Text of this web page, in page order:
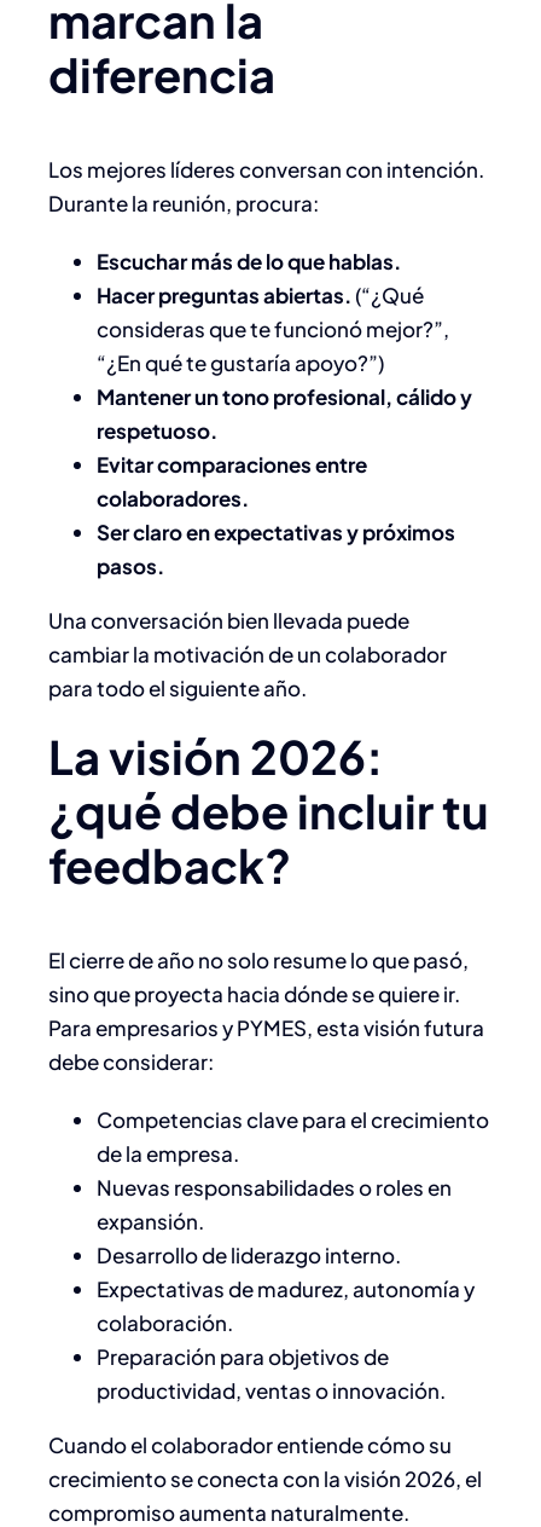
marcan la
diferencia
Los mejores líderes conversan con intención.
Durante la reunión, procura:
Escuchar más de lo que hablas.
Hacer preguntas abiertas. (“¿Qué
consideras que te funcionó mejor?”,
“¿En qué te gustaría apoyo?”)
Mantener un tono profesional, cálido y
respetuoso.
Evitar comparaciones entre
colaboradores.
Ser claro en expectativas y próximos
pasos.
Una conversación bien llevada puede
cambiar la motivación de un colaborador
para todo el siguiente año.
La visión 2026:
¿qué debe incluir tu
feedback?
El cierre de año no solo resume lo que pasó,
sino que proyecta hacia dónde se quiere ir.
Para empresarios y PYMES, esta visión futura
debe considerar:
Competencias clave para el crecimiento
de la empresa.
Nuevas responsabilidades o roles en
expansión.
Desarrollo de liderazgo interno.
Expectativas de madurez, autonomía y
colaboración.
Preparación para objetivos de
productividad, ventas o innovación.
Cuando el colaborador entiende cómo su
crecimiento se conecta con la visión 2026, el
compromiso aumenta naturalmente.